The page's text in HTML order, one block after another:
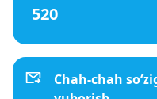
520
Chah-chah